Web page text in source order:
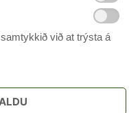
við at trýsta á